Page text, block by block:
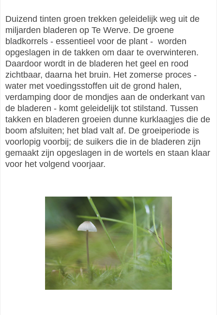
Duizend tinten groen trekken geleidelijk weg uit de
miljarden bladeren op Te Werve. De groene
bladkorrels - essentieel voor de plant - worden
opgeslagen in de takken om daar te overwinteren.
Daardoor wordt in de bladeren het geel en rood
zichtbaar, daarna het bruin. Het zomerse proces -
water met voedingsstoffen uit de grond halen,
verdamping door de mondjes aan de onderkant van
de bladeren - komt geleidelijk tot stilstand. Tussen
takken en bladeren groeien dunne kurklaagjes die de
boom afsluiten; het blad valt af. De groeiperiode is
voorlopig voorbij; de suikers die in de bladeren zijn
gemaakt zijn opgeslagen in de wortels en staan klaar
voor het volgend voorjaar.